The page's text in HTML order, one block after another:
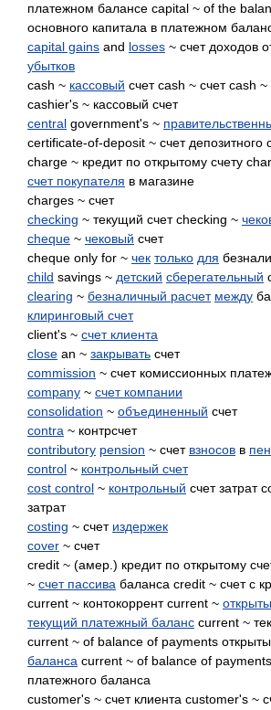
платежном балансе capital ~ of the
основного капитала в платежном
capital gains and losses ~ счет доходов
убытков
cash ~ кассовый счет cash ~ счет cash ~
cashier's ~ кассовый счет
central government's ~
certificate-of-deposit ~ счет депозитного
charge ~ кредит по открытому счету
счет покупателя в магазине
charges ~ счет
checking ~ текущий счет checking ~
cheque ~ чековый счет
cheque only for ~ чек только для
child savings ~ детский сберегательный
clearing ~ безналичный расчет между
клиринговый счет
client's ~ счет клиента
close an ~ закрывать счет
commission ~ счет комиссионных
company ~ счет компании
consolidation ~ объединенный счет
contra ~ контрсчет
contributory pension ~ счет взносов в
control ~ контрольный счет
cost control ~ контрольный счет затрат
затрат
costing ~ счет издержек
cover ~ счет
credit ~ (амер.) кредит по открытому
~ счет пассива баланса credit ~ счет с
current ~ контокоррент current ~
текущий платежный баланс current ~
current ~ of balance of payments
баланса current ~ of balance of
платежного баланса
customer's ~ счет клиента customer's ~